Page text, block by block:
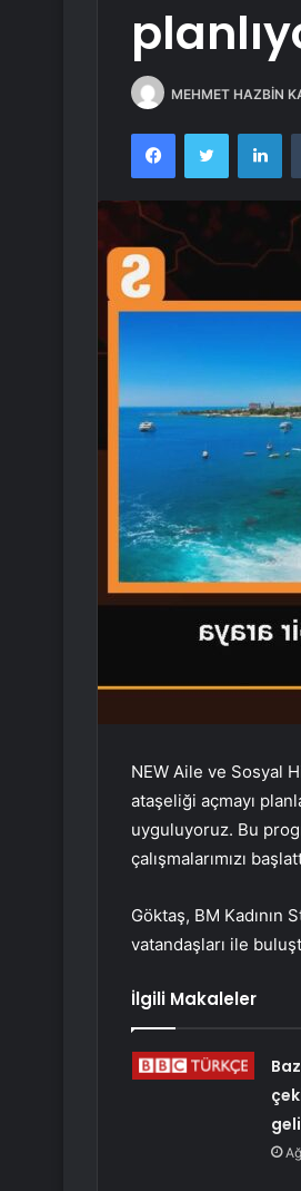
MEHMET HAZBİN
FacebookTwitter
NEW Aile ve Sosyal
ataşeliği açmayı
uyguluyoruz. Bu
çalışmalarımızı
Göktaş, BM Kadının
vatandaşları ile
İlgili Makaleler